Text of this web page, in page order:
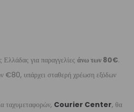
Ελλάδας για παραγγελίες άνω των 80€.
€80, υπάρχει σταθερή χρέωση εξόδων
ταχυμεταφορών, Courier Center, θα